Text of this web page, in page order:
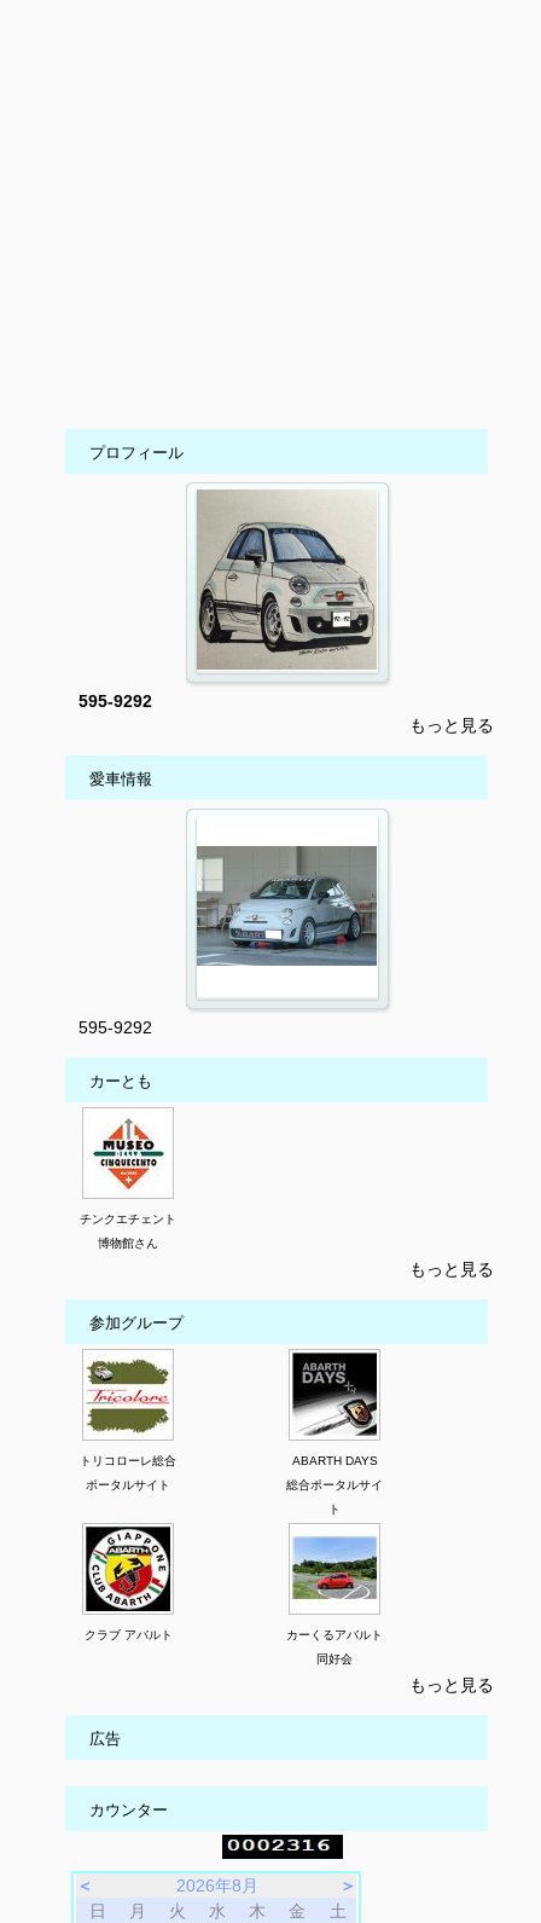
プロフィール
595-9292
もっと見る
愛車情報
595-9292
カーとも
チンクエチェント
博物館さん
もっと見る
参加グループ
トリコローレ総合
ポータルサイト
ABARTH DAYS
総合ポータルサイ
ト
クラブ アバルト
カーくるアバルト
同好会
もっと見る
広告
カウンター
＜ 2026年8月
＞
日
月 火 水 木 金 土